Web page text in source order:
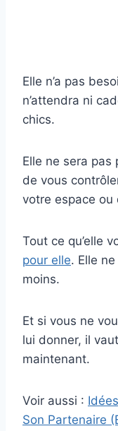
Elle n’a pas
n’attendra ni
chics.
Elle ne sera pas
de vous
votre espace
Tout ce qu’elle
pour elle. Elle
moins.
Et si vous ne
lui donner, il
maintenant.
Voir aussi :
Son Partenaire